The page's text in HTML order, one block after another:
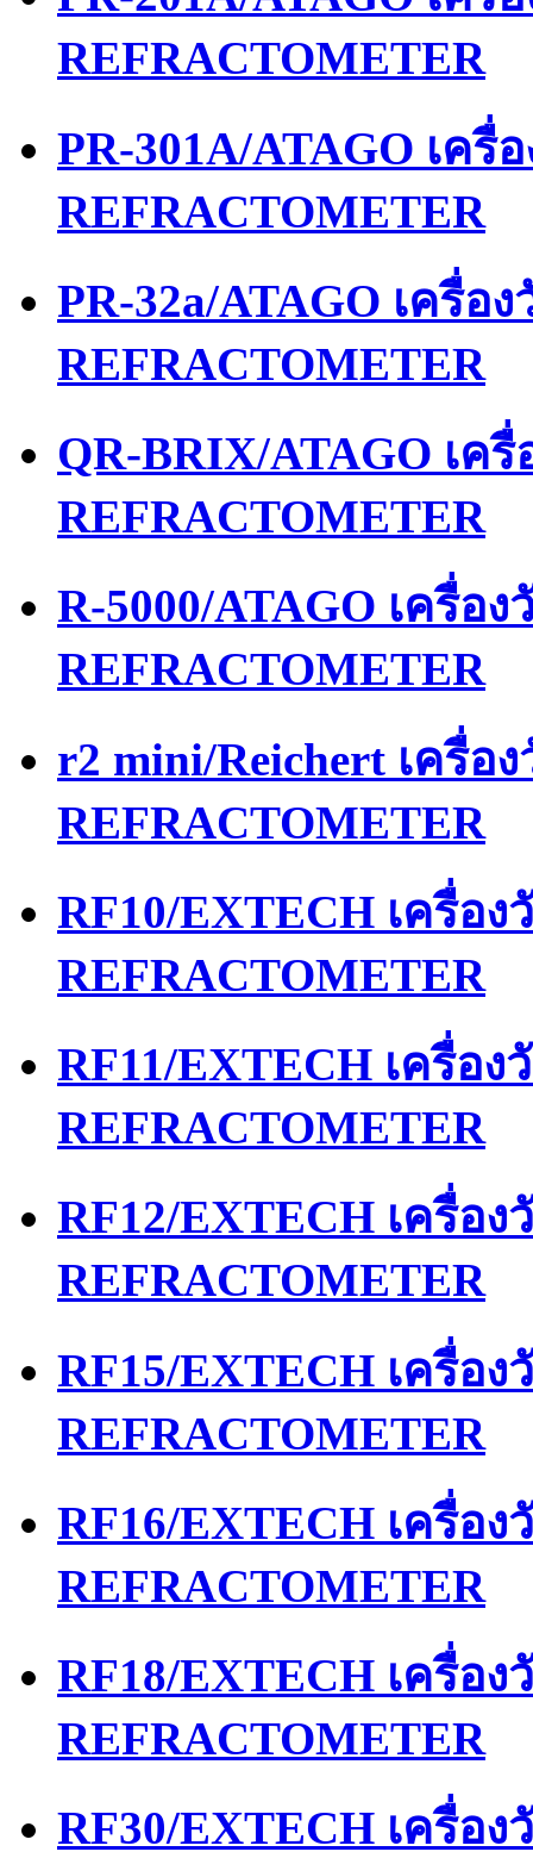
REFRACTOMETER
PR-301A/ATAGO เค
REFRACTOMETER
PR-32a/ATAGO เครื่อ
REFRACTOMETER
QR-BRIX/ATAGO เค
REFRACTOMETER
R-5000/ATAGO เครื่อ
REFRACTOMETER
r2 mini/Reichert เครื่
REFRACTOMETER
RF10/EXTECH เครื่อ
REFRACTOMETER
RF11/EXTECH เครื่อ
REFRACTOMETER
RF12/EXTECH เครื่อ
REFRACTOMETER
RF15/EXTECH เครื่อ
REFRACTOMETER
RF16/EXTECH เครื่อ
REFRACTOMETER
RF18/EXTECH เครื่อ
REFRACTOMETER
RF30/EXTECH เครื่อ